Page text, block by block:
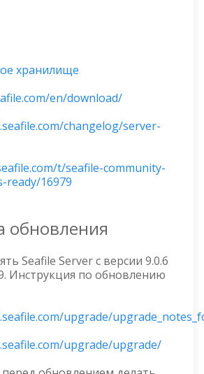
хранилище
en/download/
changelog/server-
t/seafile-community-
ready/16979
обновления
Seafile Server с версии 9.0.6
Инструкция по обновлению
upgrade/
upgrade/upgrade/